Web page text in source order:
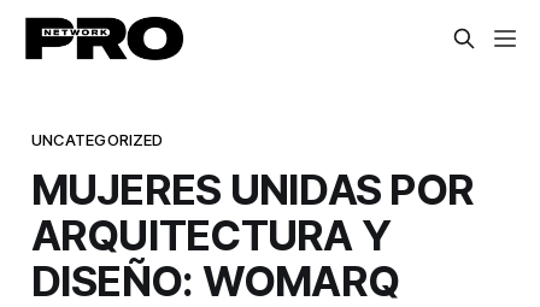
UNCATEGORIZED
MUJERES UNIDAS POR
ARQUITECTURA Y
DISEÑO: WOMARQ